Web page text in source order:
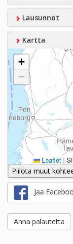
Lausunnot
Kartta
+
−
Leaflet |
Piilota muut
Jaa
Anna palautetta